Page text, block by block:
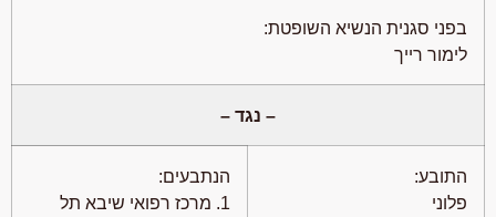
בפני סגנית הנשיא השופטת:
לימור רייך
– נגד –
התובע:
פלוני
הנתבעים:
1. מרכז רפואי שיבא תל